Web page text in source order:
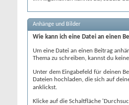
Anhänge und Bilder
Wie kann ich eine Datei an einen
Um eine Datei an einen Beitrag
Thema zu schreiben, kannst du
Unter dem Eingabefeld für deinen
Dateien hochladen, die sich auf
anklickst.
Klicke auf die Schaltfläche